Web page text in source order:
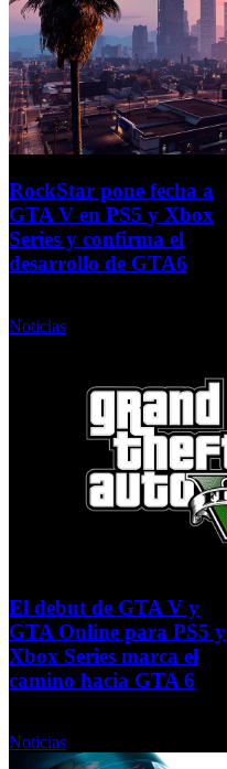
RockStar pone fecha a
GTA V en PS5 y Xbox
Series y confirma el
desarrollo de GTA6
Noticias
El debut de GTA V y
GTA Online para PS5 y
Xbox Series marca el
camino hacia GTA 6
Noticias